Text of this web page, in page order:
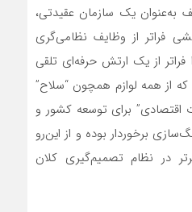
یک سازمان عقیدتی،
فراتر از وظایف نظامی‌گری
از یک ارتش حرفه‌ای تلقی
از همه لوازم همچون “سلاح”
اقتصادی” برای توسعه کشور و
برخوردار بوده و از این‌رو
در نظام تصمیم‌گیری کلان